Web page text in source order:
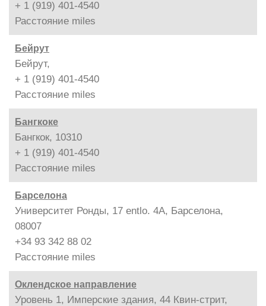
+ 1 (919) 401-4540
Расстояние miles
Бейрут
Бейрут,
+ 1 (919) 401-4540
Расстояние miles
Бангкоке
Бангкок, 10310
+ 1 (919) 401-4540
Расстояние miles
Барселона
Университет Ронды, 17 entlo. 4A, Барселона,
08007
+34 93 342 88 02
Расстояние miles
Оклендское направление
Уровень 1, Имперские здания, 44 Квин-стрит,